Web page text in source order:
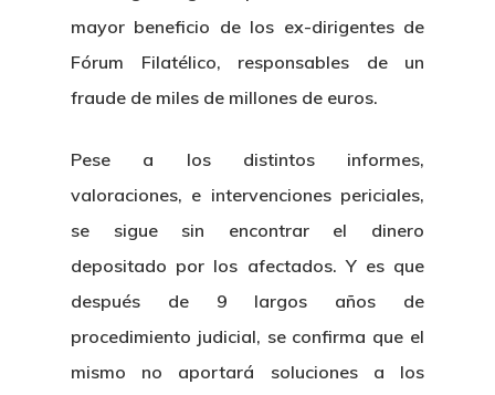
mayor beneficio de los ex-dirigentes de
Fórum Filatélico, responsables de un
fraude de miles de millones de euros.
Pese a los distintos informes,
valoraciones, e intervenciones periciales,
se sigue sin encontrar el dinero
depositado por los afectados. Y es que
después de 9 largos años de
procedimiento judicial, se confirma que el
mismo no aportará soluciones a los